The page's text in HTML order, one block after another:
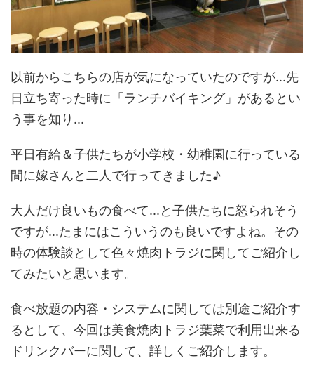
以前からこちらの店が気になっていたのですが...先
日立ち寄った時に「ランチバイキング」があるとい
う事を知り...
平日有給＆子供たちが小学校・幼稚園に行っている
間に嫁さんと二人で行ってきました♪
大人だけ良いもの食べて...と子供たちに怒られそう
ですが...たまにはこういうのも良いですよね。その
時の体験談として色々焼肉トラジに関してご紹介し
てみたいと思います。
食べ放題の内容・システムに関しては別途ご紹介す
るとして、今回は美食焼肉トラジ葉菜で利用出来る
ドリンクバーに関して、詳しくご紹介します。